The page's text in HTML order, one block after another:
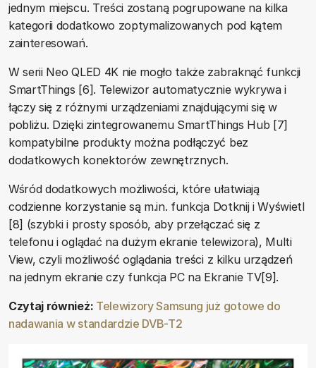
jednym miejscu. Treści zostaną pogrupowane na kilka
kategorii dodatkowo zoptymalizowanych pod kątem
zainteresowań.
W serii Neo QLED 4K nie mogło także zabraknąć funkcji
SmartThings [6]. Telewizor automatycznie wykrywa i
łączy się z różnymi urządzeniami znajdującymi się w
pobliżu. Dzięki zintegrowanemu SmartThings Hub [7]
kompatybilne produkty można podłączyć bez
dodatkowych konektorów zewnętrznych.
Wśród dodatkowych możliwości, które ułatwiają
codzienne korzystanie są m.in. funkcja Dotknij i Wyświetl
[8] (szybki i prosty sposób, aby przełączać się z
telefonu i oglądać na dużym ekranie telewizora), Multi
View, czyli możliwość oglądania treści z kilku urządzeń
na jednym ekranie czy funkcja PC na Ekranie TV[9].
Czytaj również: Telewizory Samsung już gotowe do
nadawania w standardzie DVB-T2